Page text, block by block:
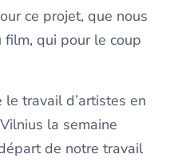
ce projet, que nous
qui pour le coup
le travail d’artistes en
la semaine
de notre travail